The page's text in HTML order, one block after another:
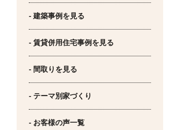
- 建築事例を見る
- 賃貸併用住宅事例を見る
- 間取りを見る
- テーマ別家づくり
- お客様の声一覧